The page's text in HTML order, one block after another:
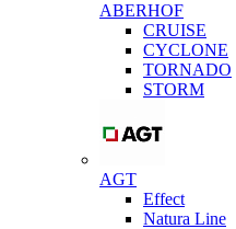
ABERHOF
CRUISE
CYCLONE
TORNADO
STORM
AGT
Effect
Natura Line